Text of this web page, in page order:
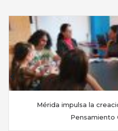
Mérida impulsa la
Pensamiento